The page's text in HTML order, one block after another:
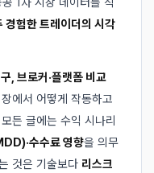
경험한 트레이더의 시각
, 브로커·플랫폼 비교
에서 어떻게 작동하고
든 글에는 수익 시나리
수수료 영향을 의무
것은 기술보다 리스크